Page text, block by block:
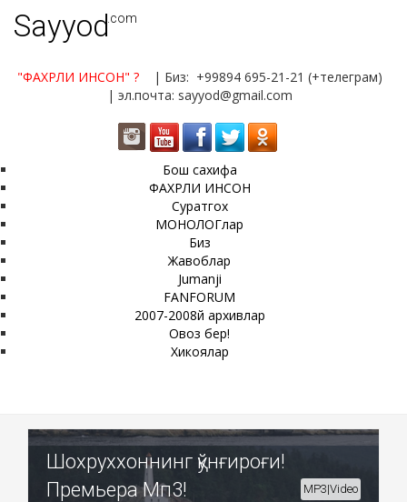
Sayyod.com
"ФАХРЛИ ИНСОН" ?
| Биз: +99894 695-21-21 (+телеграм)
| эл.почта: sayyod@gmail.com
Бош сахифа
ФАХРЛИ ИНСОН
Суратгох
МОНОЛОГлар
Биз
Жавоблар
Jumanji
FANFORUM
2007-2008й архивлар
Овоз бер!
Хикоялар
Шохруххоннинг қўнғироғи!
Премьера Мп3!
MP3|Video